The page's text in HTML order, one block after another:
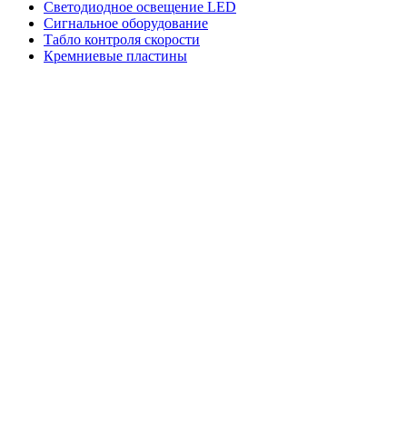
Светодиодное освещение LED
Сигнальное оборудование
Табло контроля скорости
Кремниевые пластины